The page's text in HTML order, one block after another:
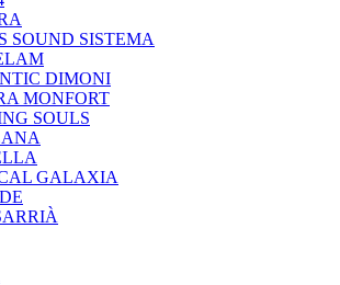
SOUND SISTEMA
DIMONI
MONFORT
SOULS
GALAXIA